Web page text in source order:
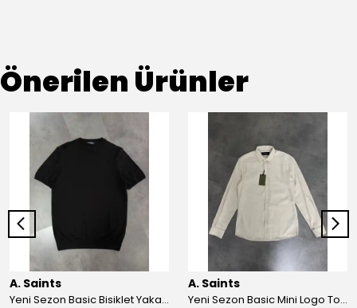
Önerilen Ürünler
A. Saints
Yeni Sezon Basic Bisiklet Yaka Triko T-shirt
A. Saints
Yeni Sezon Basic Mini Logo Ton To Tone Ham Keten Yazlık Gömlek